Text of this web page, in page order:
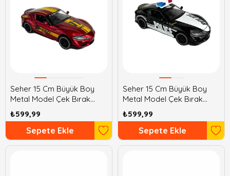
Seher 15 Cm Büyük Boy
Metal Model Çek Bırak
Araba
₺599,99
Sepete Ekle
Seher 15 Cm Büyük Boy
Metal Model Çek Bırak
Araba
₺599,99
Sepete Ekle